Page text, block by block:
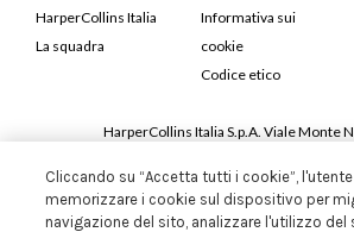
HarperCollins Italia
La squadra
Informativa sui
cookie
Codice etico
HarperCollins Italia S.p.A. Viale Monte
Iscritta in Milano al Registro delle imprese
Cliccando su “Accetta tutti i cookie”,
memorizzare i cookie sul dispositivo per
navigazione del sito, analizzare l'utilizzo del